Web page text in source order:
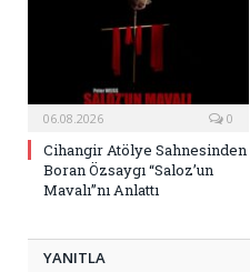
06.08.2026 0
Cihangir Atölye Sahnesinden
Boran Özsaygı “Saloz’un
Mavalı”nı Anlattı
YANITLA